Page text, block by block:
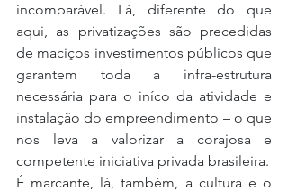
incomparável. Lá, diferente do que
aqui, as privatizações são precedidas
de maciços investimentos públicos que
garantem toda a infra-estrutura
necessária para o iníco da atividade e
instalação do empreendimento – o que
nos leva a valorizar a corajosa e
competente iniciativa privada brasileira.
É marcante, lá, também, a cultura e o